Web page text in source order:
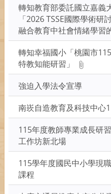
轉知教育部委託國立嘉義
「2026 TSSE國際學術研
融合教育中社會情緒學習
轉知幸福國小「桃園市
特教知能研習」
強迫入學法令宣導
南崁自造教育及科技中心
115年度教師專業成長研
工作坊新北場
115學年度國民中小學現
課程